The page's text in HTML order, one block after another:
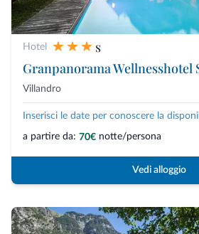
Hotel
s
Granpanorama Wellnesshotel
Villandro
Inserisci le date per conoscere la
a partire da: 70€ notte/persona
Vedi alloggio